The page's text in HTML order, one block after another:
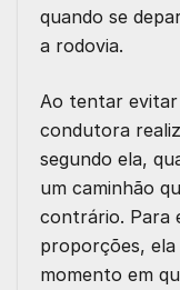
quando se
a rodovia.
Ao tentar
condutora
segundo ela,
um caminhão
contrário. Para
proporções,
momento em